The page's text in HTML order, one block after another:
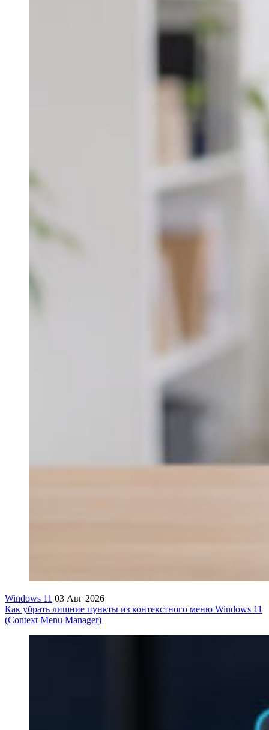
Windows 11 03 Авг 2026
Как убрать лишние пункты из контекстного меню Windows 11
(Context Menu Manager)